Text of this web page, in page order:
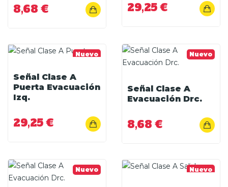
8,68 € 29,25 €
Nuevo
Señal Clase A
Puerta Evacuación
Izq.
29,25 €
Nuevo
Señal Clase A
Evacuación Drc.
8,68 €
Nuevo Nuevo